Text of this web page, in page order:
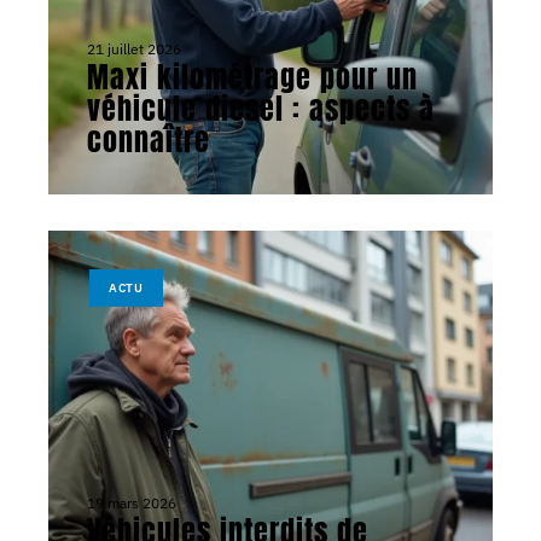
21 juillet 2026
Maxi kilométrage pour un
véhicule diesel : aspects à
connaître
ACTU
19 mars 2026
Véhicules interdits de